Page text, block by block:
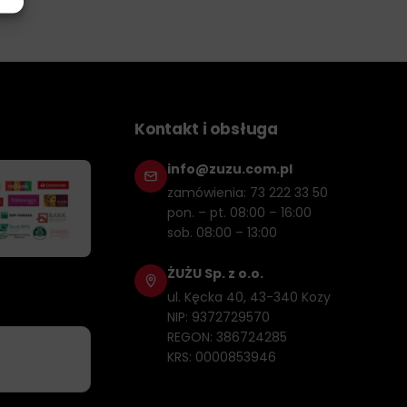
Kontakt i obsługa
info@zuzu.com.pl
zamówienia: 73 222 33 50
pon. – pt. 08:00 – 16:00
sob. 08:00 – 13:00
ŻUŻU Sp. z o.o.
ul. Kęcka 40, 43-340 Kozy
NIP: 9372729570
REGON: 386724285
KRS: 0000853946